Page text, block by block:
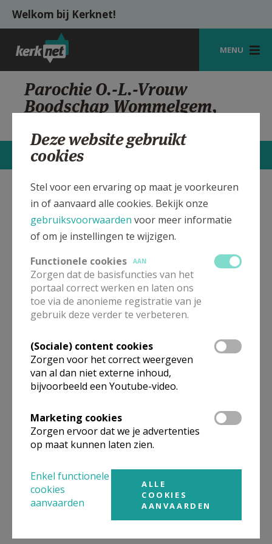
Overslaan en naar de inhoud gaan
Welkom bij Kerknet!
MENU
STARTPAGINA
KERK
VIERINGEN
SHOP
ZOEKEN
HULP
MIJN PAROCHIE
AANMELDEN OF REGISTREREN
Parochie O.-L.-Vrouw
Boodschap Wommelgem,
CONTACTEN
Verbergen
O.-L.-Vrouw Boodschap
Parochiekerk Wommelgem,
Kandonklaar
In deze kerk vinden geen weekendvieringen plaats. Bekijk
de details voor het adres van de kerk, alsook een lijst met
kerken in de buurt.
Omgeving
Niet gevonden wat je zocht? Hier vind je
links naar kerken, eventueel van andere
organisaties, in de buurt.
Kerken in of nabij
Deze website gebruikt
cookies
Stel voor een ervaring op maat je voorkeuren
in of aanvaard alle cookies. Bekijk onze
gebruiksvoorwaarden voor meer informatie
of om je instellingen te wijzigen.
Functionele cookies
AAN
Zorgen dat de basisfuncties van het
portaal correct werken en laten ons
toe via de anonieme registratie van je
gebruik deze verder te verbeteren.
(Sociale) content cookies
Zorgen voor het correct weergeven
van al dan niet externe inhoud,
bijvoorbeeld een Youtube-video.
Marketing cookies
Zorgen ervoor dat we je advertenties
op maat kunnen laten zien.
Enkel functionele
cookies
aanvaarden
ALLE
COOKIES
AANVAARDEN